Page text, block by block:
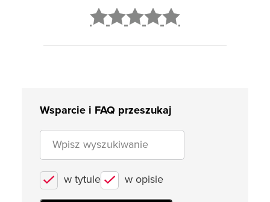
Wsparcie i FAQ przeszukaj
w tytule w opisie